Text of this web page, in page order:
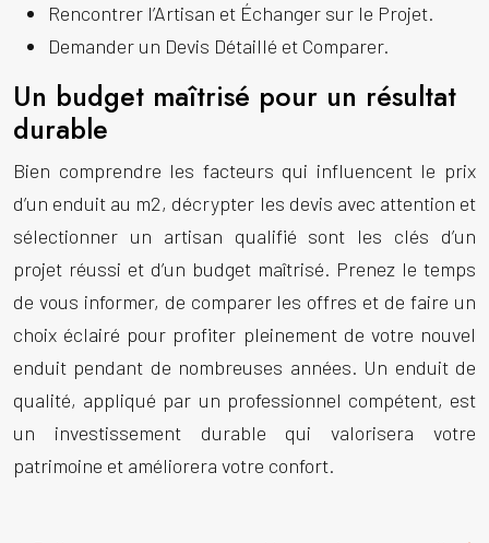
Rencontrer l’Artisan et Échanger sur le Projet.
Demander un Devis Détaillé et Comparer.
Un budget maîtrisé pour un résultat
durable
Bien comprendre les facteurs qui influencent le prix
d’un enduit au m2, décrypter les devis avec attention et
sélectionner un artisan qualifié sont les clés d’un
projet réussi et d’un budget maîtrisé. Prenez le temps
de vous informer, de comparer les offres et de faire un
choix éclairé pour profiter pleinement de votre nouvel
enduit pendant de nombreuses années. Un enduit de
qualité, appliqué par un professionnel compétent, est
un investissement durable qui valorisera votre
patrimoine et améliorera votre confort.